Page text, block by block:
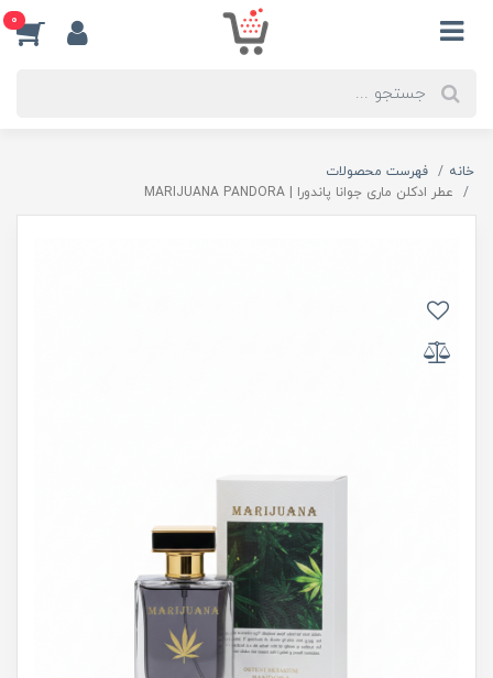
0
خانه
فهرست محصولات
عطر ادکلن ماری جوانا پاندورا | MARIJUANA PANDORA